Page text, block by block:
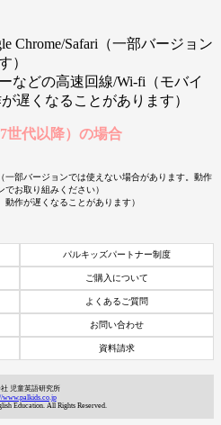
Chrome/Safari（一部バージョン
）
などの高速回線/Wi-fi（モバイ
遅くなることがあります）
世代以降）の場合
一部バージョンでは使えない場合があります。動作
お取り組みください）
作が遅くなることがあります）
パルキッズパートナー制度
ご購入について
よくあるご質問
お問い合わせ
資料請求
児童英語研究所
www.palkids.co.jp
Education. All Rights Reserved.